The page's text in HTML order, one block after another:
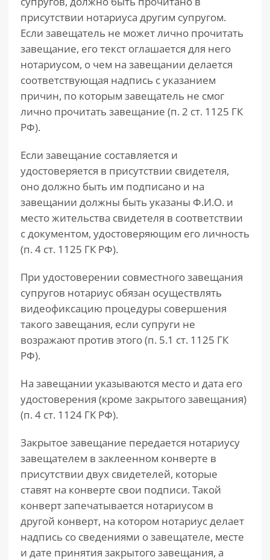
присутствии нотариуса другим супругом.
Если завещатель не может лично прочитать
завещание, его текст оглашается для него
нотариусом, о чем на завещании делается
соответствующая надпись с указанием
причин, по которым завещатель не смог
лично прочитать завещание (п. 2 ст. 1125 ГК
РФ).
Если завещание составляется и
удостоверяется в присутствии свидетеля,
оно должно быть им подписано и на
завещании должны быть указаны Ф.И.О. и
место жительства свидетеля в соответствии
с документом, удостоверяющим его личность
(п. 4 ст. 1125 ГК РФ).
При удостоверении совместного завещания
супругов нотариус обязан осуществлять
видеофиксацию процедуры совершения
такого завещания, если супруги не
возражают против этого (п. 5.1 ст. 1125 ГК
РФ).
На завещании указываются место и дата его
удостоверения (кроме закрытого завещания)
(п. 4 ст. 1124 ГК РФ).
Закрытое завещание передается нотариусу
завещателем в заклеенном конверте в
присутствии двух свидетелей, которые
ставят на конверте свои подписи. Такой
конверт запечатывается нотариусом в
другой конверт, на котором нотариус делает
надпись со сведениями о завещателе, месте
и дате принятия закрытого завещания, а